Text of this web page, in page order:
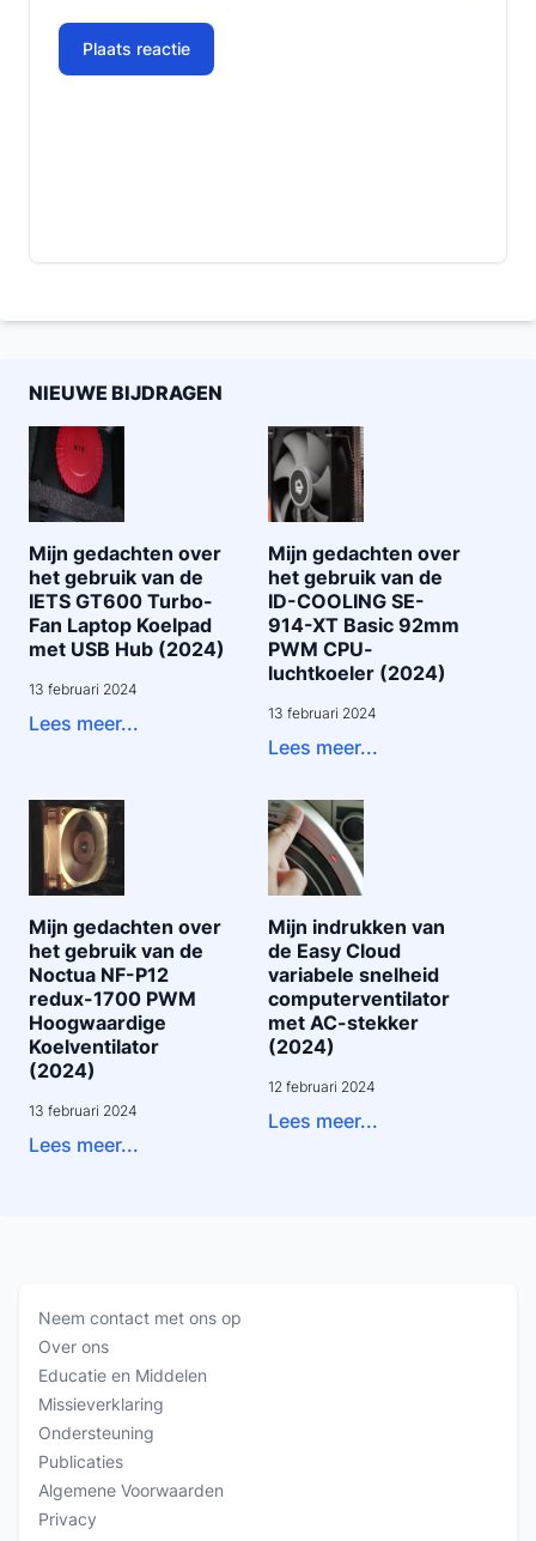
Plaats reactie
NIEUWE BIJDRAGEN
Mijn gedachten over
het gebruik van de
IETS GT600 Turbo-
Fan Laptop Koelpad
met USB Hub (2024)
13 februari 2024
Lees meer...
Mijn gedachten over
het gebruik van de
ID-COOLING SE-
914-XT Basic 92mm
PWM CPU-
luchtkoeler (2024)
13 februari 2024
Lees meer...
Mijn gedachten over
het gebruik van de
Noctua NF-P12
redux-1700 PWM
Hoogwaardige
Koelventilator
(2024)
13 februari 2024
Lees meer...
Mijn indrukken van
de Easy Cloud
variabele snelheid
computerventilator
met AC-stekker
(2024)
12 februari 2024
Lees meer...
Neem contact met ons op
Over ons
Educatie en Middelen
Missieverklaring
Ondersteuning
Publicaties
Algemene Voorwaarden
Privacy